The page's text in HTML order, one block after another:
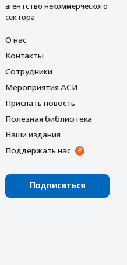
агентство некоммерческого
сектора
О нас
Контакты
Сотрудники
Мероприятия АСИ
Прислать новость
Полезная библиотека
Наши издания
Поддержать нас
Подписаться